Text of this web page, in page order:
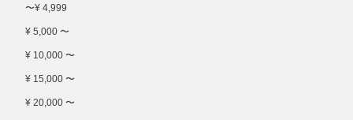
〜¥ 4,999
¥ 5,000 〜
¥ 10,000 〜
¥ 15,000 〜
¥ 20,000 〜